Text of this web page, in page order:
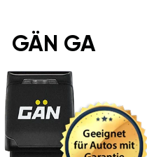
GÄN GA